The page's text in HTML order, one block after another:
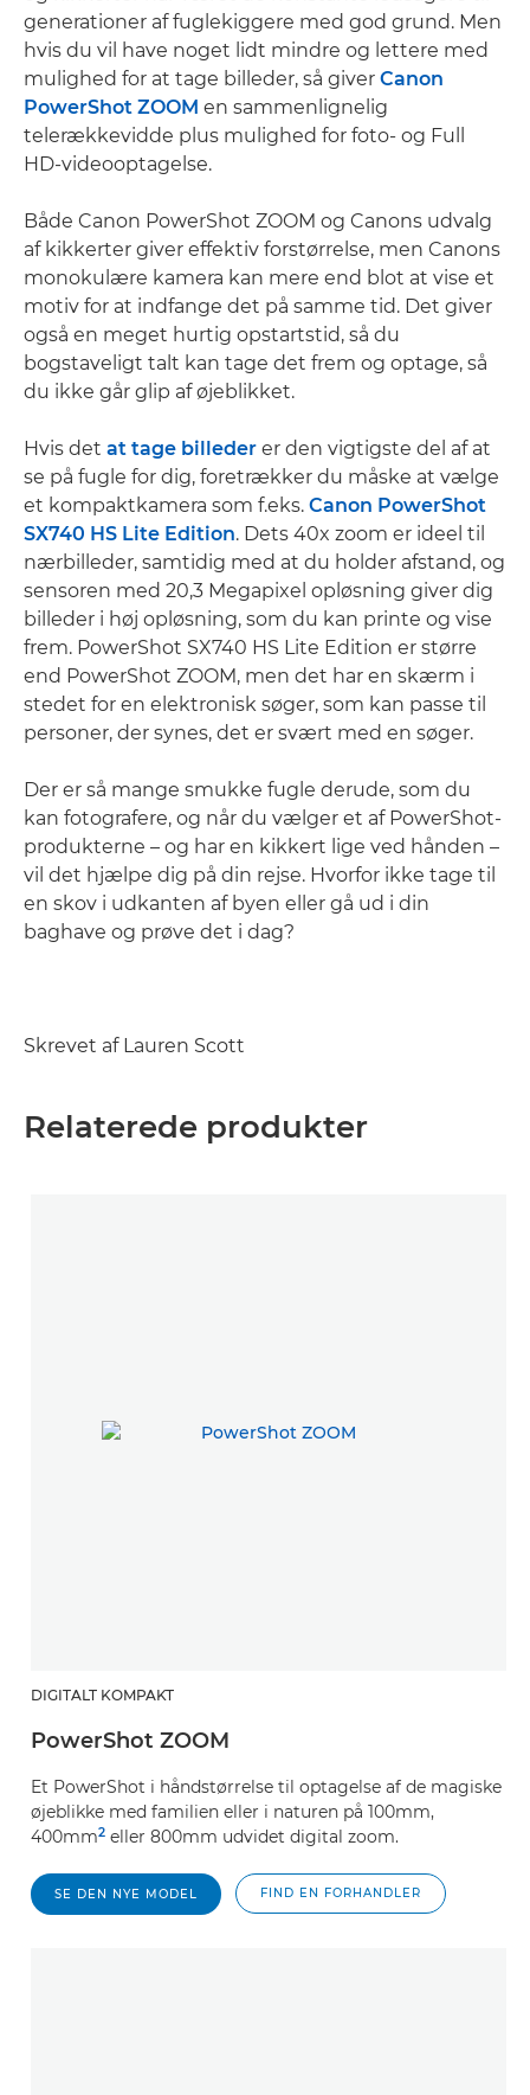
generationer af fuglekiggere med god grund. Men
hvis du vil have noget lidt mindre og lettere med
mulighed for at tage billeder, så giver Canon
PowerShot ZOOM en sammenlignelig
telerækkevidde plus mulighed for foto- og Full
HD-videooptagelse.
Både Canon PowerShot ZOOM og Canons udvalg
af kikkerter giver effektiv forstørrelse, men Canons
monokulære kamera kan mere end blot at vise et
motiv for at indfange det på samme tid. Det giver
også en meget hurtig opstartstid, så du
bogstaveligt talt kan tage det frem og optage, så
du ikke går glip af øjeblikket.
Hvis det at tage billeder er den vigtigste del af at
se på fugle for dig, foretrækker du måske at vælge
et kompaktkamera som f.eks. Canon PowerShot
SX740 HS Lite Edition. Dets 40x zoom er ideel til
nærbilleder, samtidig med at du holder afstand, og
sensoren med 20,3 Megapixel opløsning giver dig
billeder i høj opløsning, som du kan printe og vise
frem. PowerShot SX740 HS Lite Edition er større
end PowerShot ZOOM, men det har en skærm i
stedet for en elektronisk søger, som kan passe til
personer, der synes, det er svært med en søger.
Der er så mange smukke fugle derude, som du
kan fotografere, og når du vælger et af PowerShot-
produkterne – og har en kikkert lige ved hånden –
vil det hjælpe dig på din rejse. Hvorfor ikke tage til
en skov i udkanten af byen eller gå ud i din
baghave og prøve det i dag?
Skrevet af Lauren Scott
Relaterede produkter
DIGITALT KOMPAKT
PowerShot ZOOM
Et PowerShot i håndstørrelse til optagelse af de magiske
øjeblikke med familien eller i naturen på 100mm,
400mm2 eller 800mm udvidet digital zoom.
SE DEN NYE MODEL FIND EN FORHANDLER